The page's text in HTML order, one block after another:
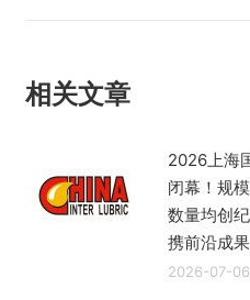
相关文章
2026上海
闭幕！规
数量均创
携前沿成
2026-07-06